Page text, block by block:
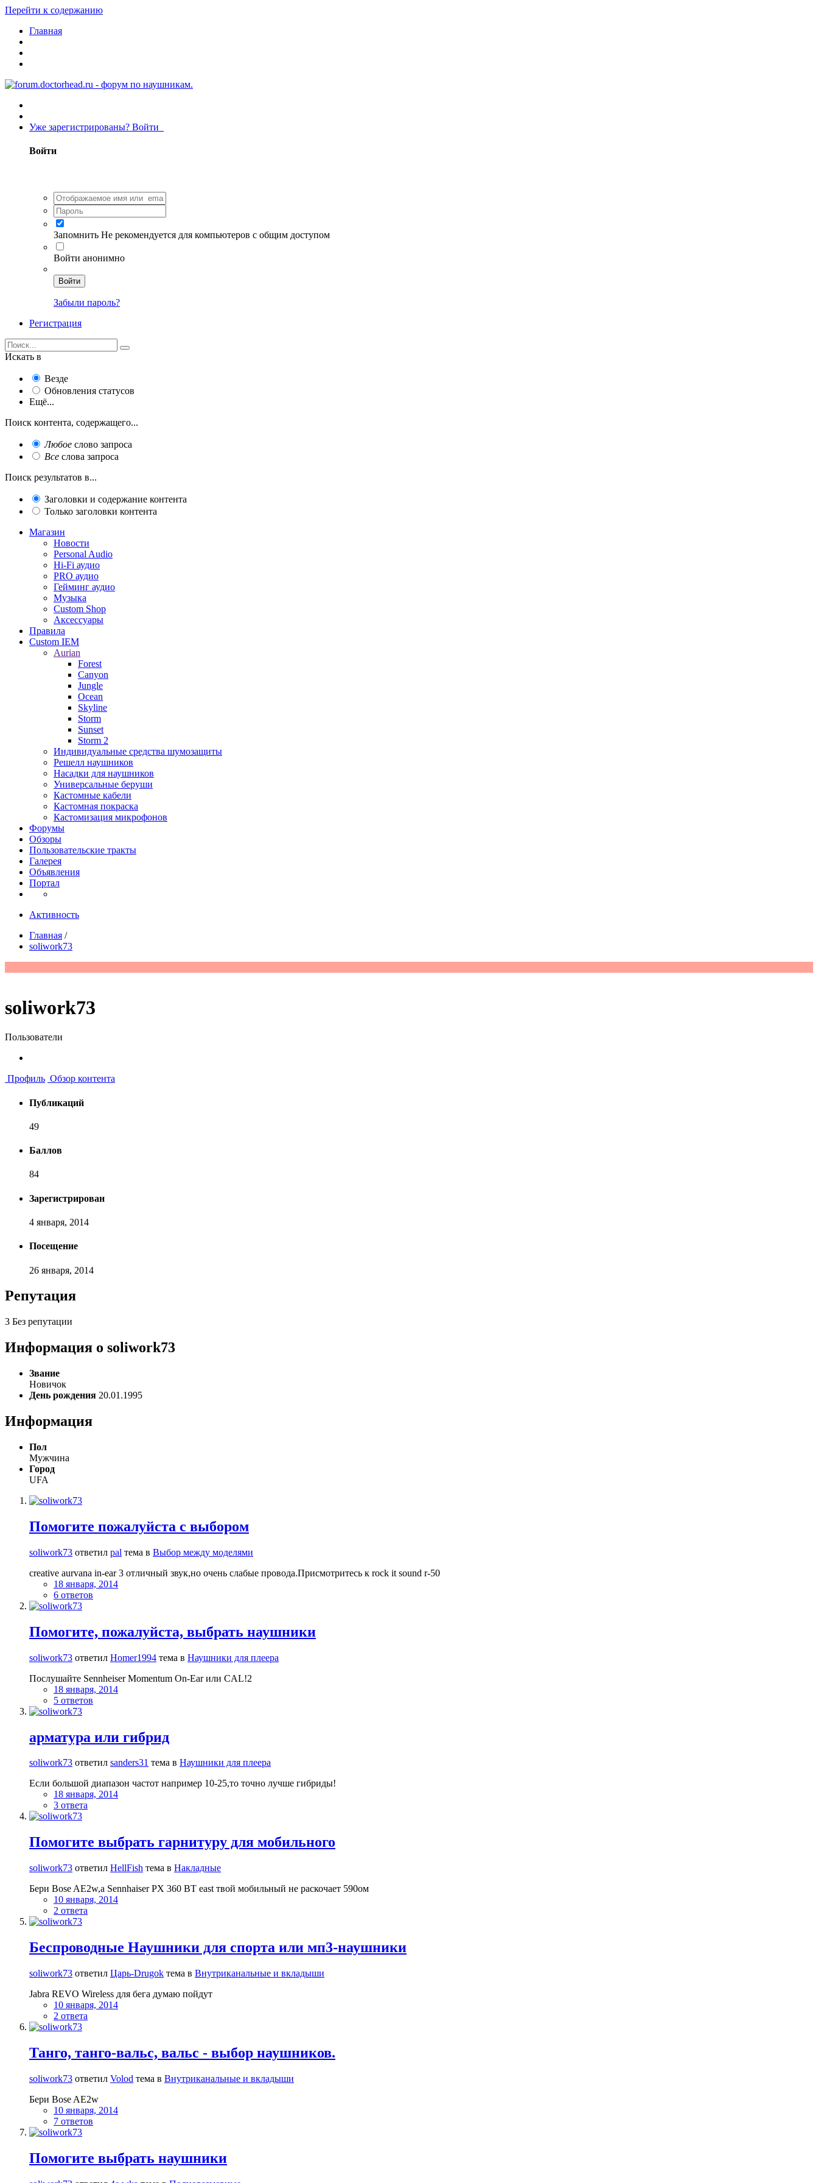
Перейти к содержанию
Главная
Уже зарегистрированы? Войти
Войти
Запомнить Не рекомендуется для компьютеров с общим доступом
Войти анонимно
Войти
Забыли пароль?
Регистрация
Искать в
Везде
Обновления статусов
Ещё...
Поиск контента, содержащего...
Любое слово запроса
Все слова запроса
Поиск результатов в...
Заголовки и содержание контента
Только заголовки контента
Магазин
Новости
Personal Audio
Hi-Fi аудио
PRO аудио
Гейминг аудио
Музыка
Custom Shop
Аксессуары
Правила
Custom IEM
Aurian
Forest
Canyon
Jungle
Ocean
Skyline
Storm
Sunset
Storm 2
Индивидуальные средства шумозащиты
Решелл наушников
Насадки для наушников
Универсальные беруши
Кастомные кабели
Кастомная покраска
Кастомизация микрофонов
Форумы
Обзоры
Пользовательские тракты
Галерея
Объявления
Портал
Активность
Главная /
soliwork73
soliwork73
Пользователи
Профиль Обзор контента
Публикаций
49
Баллов
84
Зарегистрирован
4 января, 2014
Посещение
26 января, 2014
Репутация
3 Без репутации
Информация о soliwork73
Звание
Новичок
День рождения 20.01.1995
Информация
Пол
Мужчина
Город
UFA
Помогите пожалуйста с выбором
soliwork73 ответил pal тема в Выбор между моделями
creative aurvana in-ear 3 отличный звук,но очень слабые провода.Присмотритесь к rock it sound r-50
18 января, 2014
6 ответов
Помогите, пожалуйста, выбрать наушники
soliwork73 ответил Homer1994 тема в Наушники для плеера
Послушайте Sennheiser Momentum On-Ear или CAL!2
18 января, 2014
5 ответов
арматура или гибрид
soliwork73 ответил sanders31 тема в Наушники для плеера
Если большой диапазон частот например 10-25,то точно лучше гибриды!
18 января, 2014
3 ответа
Помогите выбрать гарнитуру для мобильного
soliwork73 ответил HellFish тема в Накладные
Бери Bose AE2w,а Sennhaiser PX 360 BT east твой мобильный не раскочает 590ом
10 января, 2014
2 ответа
Беспроводные Наушники для спорта или мп3-наушники
soliwork73 ответил Царь-Drugok тема в Внутриканальные и вкладыши
Jabra REVO Wireless для бега думаю пойдут
10 января, 2014
2 ответа
Танго, танго-вальс, вальс - выбор наушников.
soliwork73 ответил Volod тема в Внутриканальные и вкладыши
Бери Bose AE2w
10 января, 2014
7 ответов
Помогите выбрать наушники